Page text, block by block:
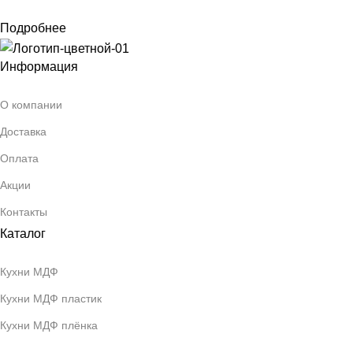
Подробнее
Информация
О компании
Доставка
Оплата
Акции
Контакты
Каталог
Кухни МДФ
Кухни МДФ пластик
Кухни МДФ плёнка